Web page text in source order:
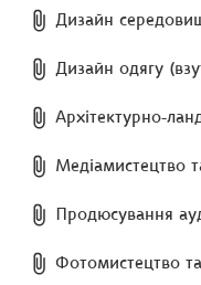
Дизайн
Дизайн одягу
Архітектурно-
Медіамистецтво
Продюсування
Фотомистецтво та